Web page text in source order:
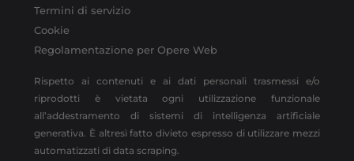
Termini di servizio
Cookie
Regolamentazione per Opere Web
Rispetto ai contenuti e ai dati personali trasmessi e/o
riprodotti è vietata ogni utilizzazione funzionale
all’addestramento di sistemi di intelligenza artificiale
generativa. È altresì fatto divieto espresso di utilizzare mezzi
automatizzati di data scraping.